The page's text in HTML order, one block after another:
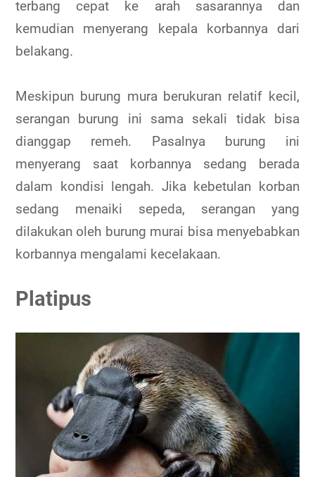
terbang cepat ke arah sasarannya dan
kemudian menyerang kepala korbannya dari
belakang.
Meskipun burung mura berukuran relatif kecil,
serangan burung ini sama sekali tidak bisa
dianggap remeh. Pasalnya burung ini
menyerang saat korbannya sedang berada
dalam kondisi lengah. Jika kebetulan korban
sedang menaiki sepeda, serangan yang
dilakukan oleh burung murai bisa menyebabkan
korbannya mengalami kecelakaan.
Platipus